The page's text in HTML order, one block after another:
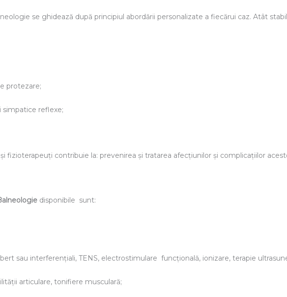
se ghidează după principiul abordării personalizate a fiecărui caz. Atât
protezare;
simpatice reflexe;
fizioterapeuți contribuie la: prevenirea şi tratarea afecțiunilor și complicaţiilor
disponibile sunt:
sau interferenţiali, TENS, electrostimulare funcțională, ionizare, terapie
articulare, tonifiere musculară;